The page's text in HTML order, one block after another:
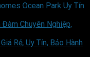
Ocean Park Uy Tín
Chuyên Nghiệp,
Rẻ, Uy Tín, Bảo Hành